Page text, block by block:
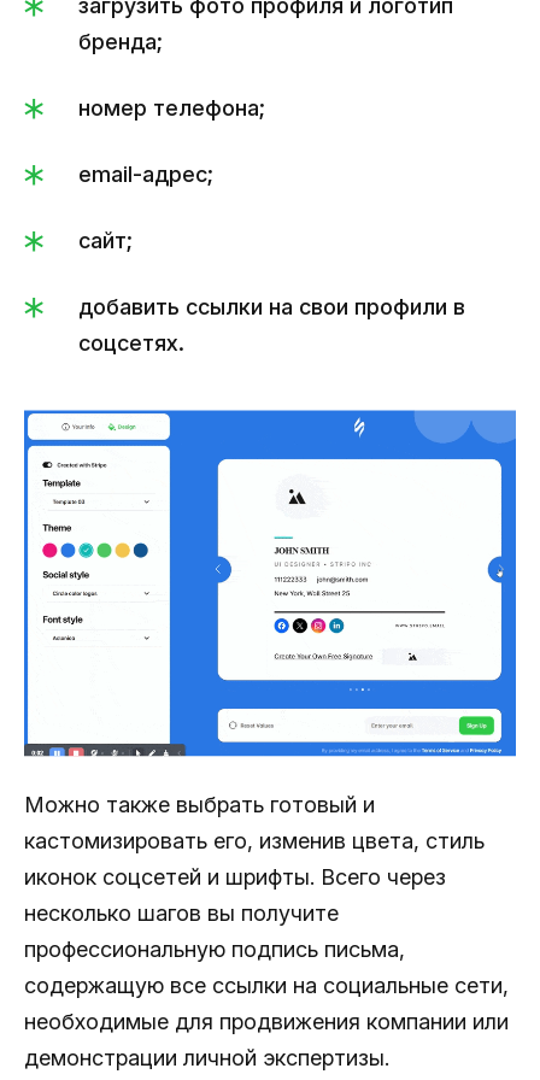
бренда;
номер телефона;
email-адрес;
сайт;
добавить ссылки на свои профили в
соцсетях.
Можно также выбрать готовый и
кастомизировать его, изменив цвета, стиль
иконок соцсетей и шрифты. Всего через
несколько шагов вы получите
профессиональную подпись письма,
содержащую все ссылки на социальные сети,
необходимые для продвижения компании или
демонстрации личной экспертизы.